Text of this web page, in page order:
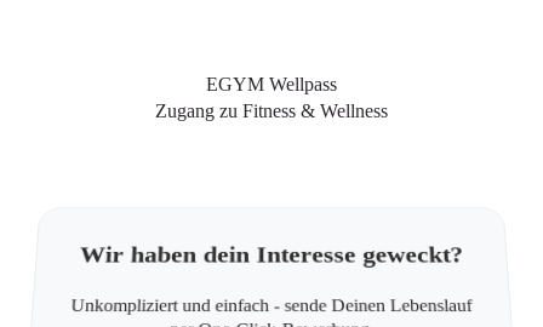
EGYM Wellpass
Zugang zu Fitness & Wellness
Wir haben dein Interesse geweckt?
Unkompliziert und einfach - sende Deinen Lebenslauf